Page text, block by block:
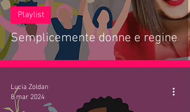
Semplicemente donne e regine
Playlist
Lucia Zoldan
8 mar 2024